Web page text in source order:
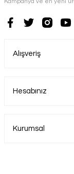
Alışveriş
Hesabınız
Kurumsal